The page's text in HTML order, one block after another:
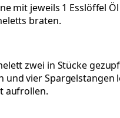
mit jeweils 1 Esslöffel
braten.
zwei in Stücke
und vier Spargelstangen
aufrollen.